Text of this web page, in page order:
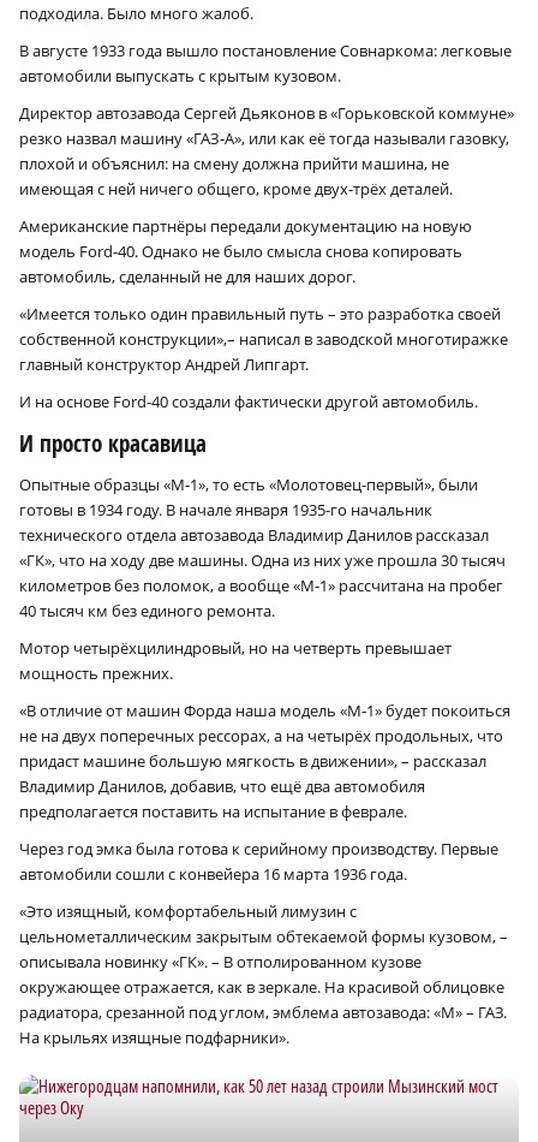
подходила. Было много жалоб.
В августе 1933 года вышло постановление Совнаркома: легковые
автомобили выпускать с крытым кузовом.
Директор автозавода Сергей Дьяконов в «Горьковской коммуне»
резко назвал машину «ГАЗ‑А», или как её тогда называли газовку,
плохой и объяснил: на смену должна прийти машина, не
имеющая с ней ничего общего, кроме двух-трёх деталей.
Американские партнёры передали документацию на новую
модель Ford-40. Однако не было смысла снова копировать
автомобиль, сделанный не для наших дорог.
«Имеется только один правильный путь – это разработка своей
собственной конструкции»,– написал в заводской многотиражке
главный конструктор Андрей Липгарт.
И на основе Ford-40 создали фактически другой автомобиль.
И просто красавица
Опытные образцы «М‑1», то есть «Молотовец-первый», были
готовы в 1934 году. В начале января 1935-го начальник
технического отдела автозавода Владимир Данилов рассказал
«ГК», что на ходу две машины. Одна из них уже прошла 30 тысяч
километров без поломок, а вообще «М‑1» рассчитана на пробег
40 тысяч км без единого ремонта.
Мотор четырёхцилиндровый, но на четверть превышает
мощность прежних.
«В отличие от машин Форда наша модель «М‑1» будет покоиться
не на двух поперечных рессорах, а на четырёх продольных, что
придаст машине большую мягкость в движении», – рассказал
Владимир Данилов, добавив, что ещё два автомобиля
предполагается поставить на испытание в феврале.
Через год эмка была готова к серийному производству. Первые
автомобили сошли с конвейера 16 марта 1936 года.
«Это изящный, комфортабельный лимузин с
цельнометаллическим закрытым обтекаемой формы кузовом, –
описывала новинку «ГК». – В отполированном кузове
окружающее отражается, как в зеркале. На красивой облицовке
радиатора, срезанной под углом, эмблема автозавода: «М» – ГАЗ.
На крыльях изящные подфарники».